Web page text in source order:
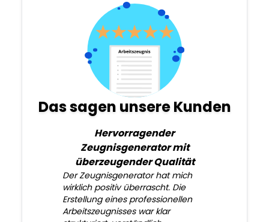
Das sagen unsere Kunden
Hervorragender
Zeugnisgenerator mit
überzeugender Qualität
Der Zeugnisgenerator hat mich
wirklich positiv überrascht. Die
Erstellung eines professionellen
Arbeitszeugnisses war klar